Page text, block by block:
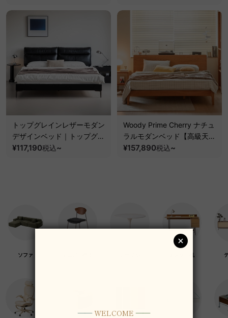
トップグレインレザーモダン
デザインベッド｜トップグレ
インレザーを使用した高めの
¥117,190税込~
Woody Prime Cherry ナチュ
ラルモダンベッド【高級天然
チェリー材】
¥157,890税込~
ソファ デスク・机